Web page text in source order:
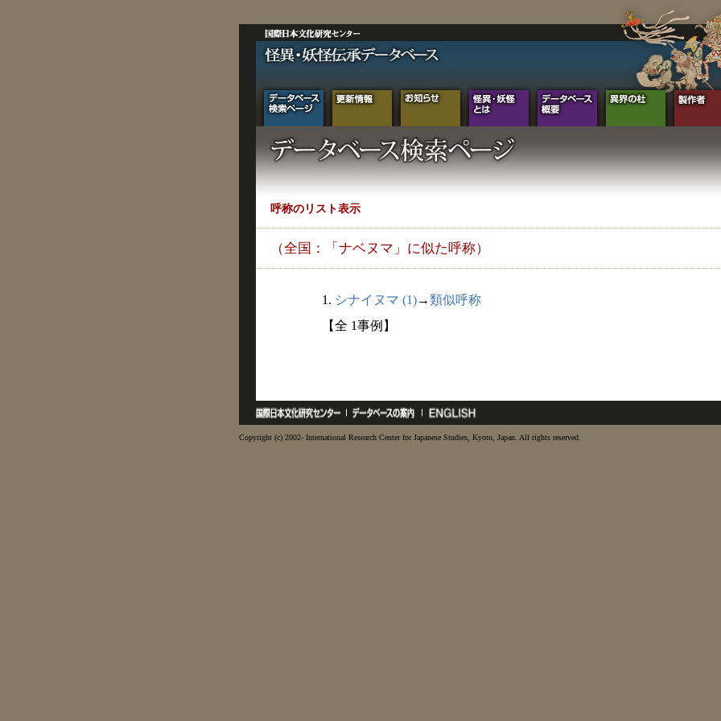
呼称のリスト表示
（全国：「ナベヌマ」に似た呼称）
1. シナイヌマ (1)→類似呼称
【全 1事例】
Copyright (c) 2002- International Research Center for Japanese Studies, Kyoto, Japan. All rights reserved.